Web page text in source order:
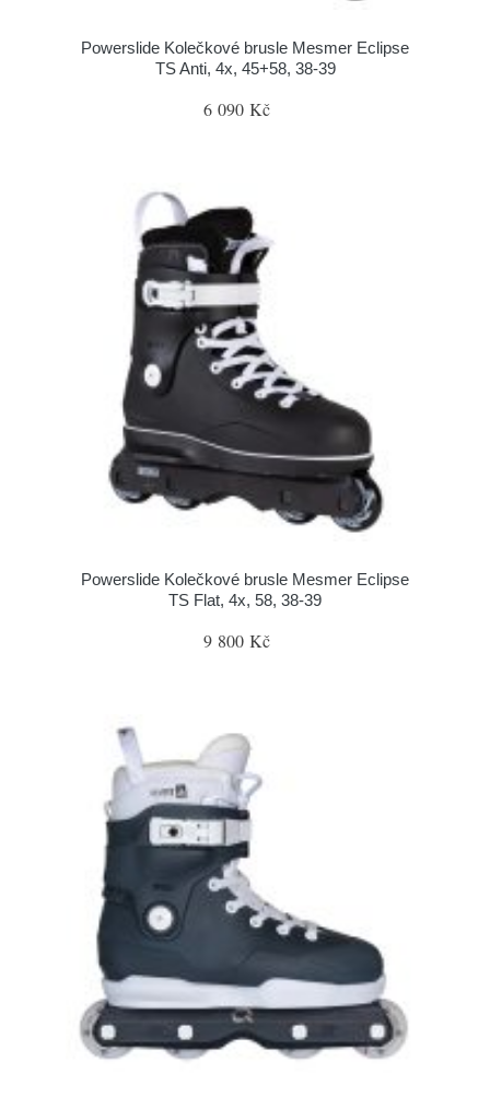
Powerslide Kolečkové brusle Mesmer Eclipse
TS Anti, 4x, 45+58, 38-39
6 090 Kč
Powerslide Kolečkové brusle Mesmer Eclipse
TS Flat, 4x, 58, 38-39
9 800 Kč